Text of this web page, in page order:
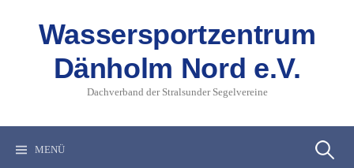
Wassersportzentrum
Dänholm Nord e.V.
Dachverband der Stralsunder Segelvereine
MENÜ Suchen